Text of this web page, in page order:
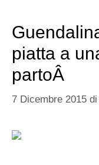
piatta a
partoÂ
7 Dicembre 2015 di